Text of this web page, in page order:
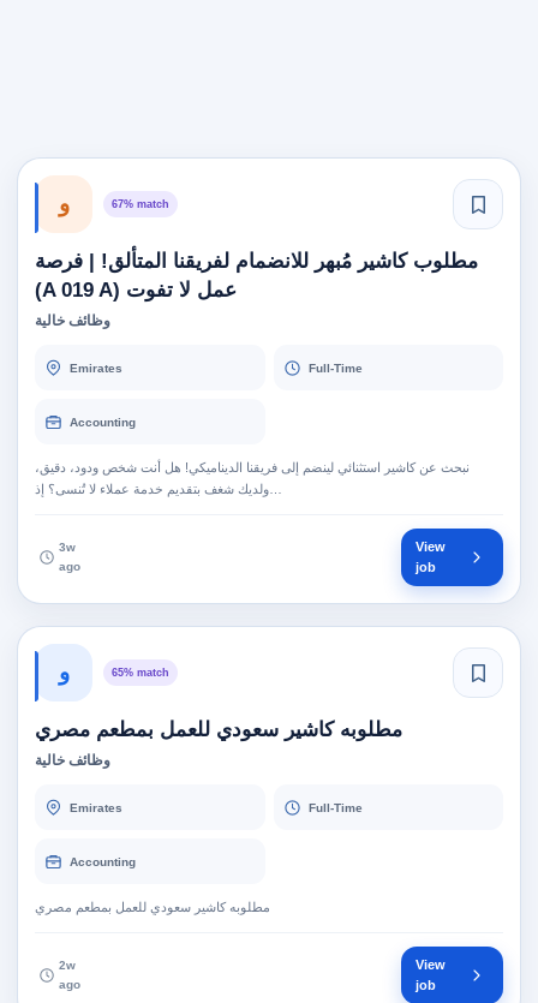
و 67% match
مطلوب كاشير مُبهر للانضمام لفريقنا المتألق! | فرصة
عمل لا تفوت (A 019 A)
وظائف خالية
Emirates Full-Time
Accounting
نبحث عن كاشير استثنائي لينضم إلى فريقنا الديناميكي! هل أنت شخص ودود، دقيق،
3w
ago
View
job
و 65% match
مطلوبه كاشير سعودي للعمل بمطعم مصري
وظائف خالية
Emirates Full-Time
Accounting
مطلوبه كاشير سعودي للعمل بمطعم مصري
2w
ago
View
job